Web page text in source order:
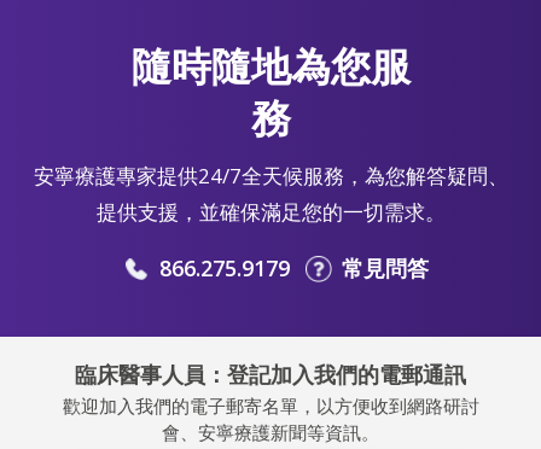
隨時隨地為您服
務
安寧療護專家提供24/7全天候服務，為您解答疑問、
提供支援，並確保滿足您的一切需求。
866.275.9179 常見問答
臨床醫事人員：登記加入我們的電郵通訊
歡迎加入我們的電子郵寄名單，以方便收到網路研討
會、安寧療護新聞等資訊。